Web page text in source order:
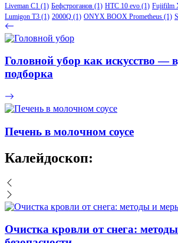
Liveman C1 (1) Бефстроганов (1) HTC 10 evo (1) Fujifilm
Lumigon T3 (1) 2000Q (1) ONYX BOOX Prometheus (1)
Головной убор как искусство —
подборка
Печень в молочном соусе
Калейдоскоп:
Очистка кровли от снега: